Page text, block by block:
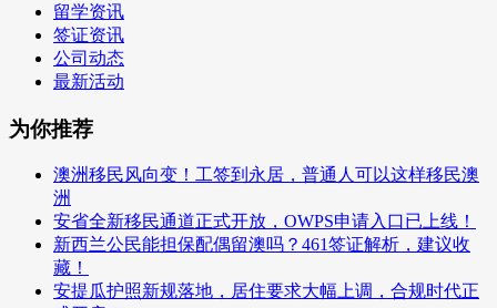
留学资讯
签证资讯
公司动态
最新活动
为你推荐
澳洲移民风向变！工签到永居，普通人可以这样移民澳
洲
安省全新移民通道正式开放，OWPS申请入口已上线！
新西兰公民能担保配偶留澳吗？461签证解析，建议收
藏！
安提瓜护照新规落地，居住要求大幅上调，合规时代正